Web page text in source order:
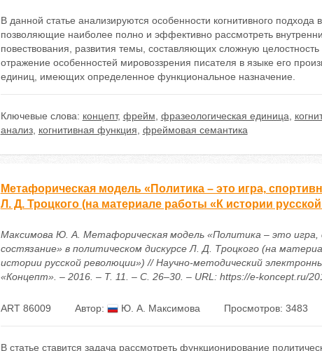
В данной статье анализируются особенности когнитивного подхода
позволяющие наиболее полно и эффективно рассмотреть
повествования, развития темы, составляющих сложную
отражение особенностей мировоззрения писателя в языке его
единиц, имеющих определенное функциональное назначение.
Ключевые слова: концепт, фрейм фразеологическая единица
анализ, когнитивная функция фреймовая семантика
Метафорическая модель «Политика – это игра,
Л. Д. Троцкого (на материале работы «К истории
Максимова Ю. А. Метафорическая модель «Политика – это игра,
состязание» в политическом дискурсе Л. Д. Троцкого (на
истории русской революции») // Научно-методический
«Концепт». – 2016. – Т. 11. – С. 26–30. – URL: https://e-koncept.ru/
ART 86009 Автор: Ю. А. Максимова Просмотров: 3483
В статье ставится задача рассмотреть функционирование